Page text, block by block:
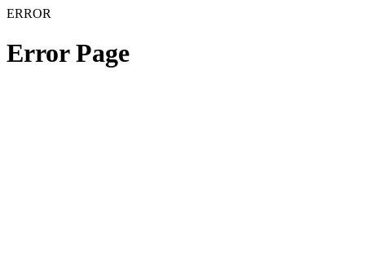
ERROR
Error Page